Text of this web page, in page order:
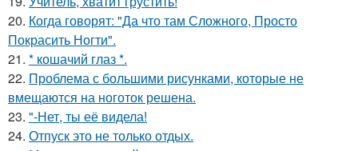
20. Когда говорят: "Да что там Сложного, Просто
Покрасить Ногти".
21. * кошачий глаз *.
22. Проблема с большими рисунками, которые не
вмещаются на ноготок решена.
23. "-Нет, ты её видела!
24. Отпуск это не только отдых.